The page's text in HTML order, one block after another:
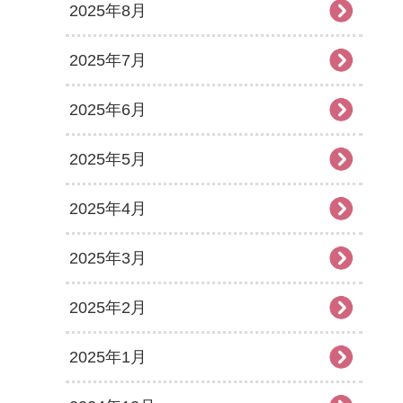
2025年8月
2025年7月
2025年6月
2025年5月
2025年4月
2025年3月
2025年2月
2025年1月